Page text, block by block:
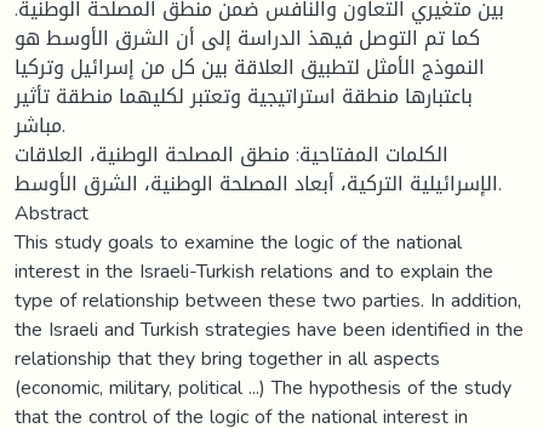
بين متغيري التعاون والنافس ضمن منطق المصلحة الوطنية.
كما تم التوصل فيهذ الدراسة إلى أن الشرق الأوسط هو
النموذج الأمثل لتطبيق العلاقة بين كل من إسرائيل وتركيا
باعتبارها منطقة استراتيجية وتعتبر لكليهما منطقة تأثير
مباشر.
الكلمات المفتاحية: منطق المصلحة الوطنية، العلاقات
الإسرائيلية التركية، أبعاد المصلحة الوطنية، الشرق الأوسط.
Abstract
This study goals to examine the logic of the national
interest in the Israeli-Turkish relations and to explain the
type of relationship between these two parties. In addition,
the Israeli and Turkish strategies have been identified in the
relationship that they bring together in all aspects
(economic, military, political ...) The hypothesis of the study
that the control of the logic of the national interest in